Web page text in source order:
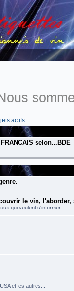
actifs
selon...BDE
le vin, l'aborder,
qui veulent s'informer
et les autres...